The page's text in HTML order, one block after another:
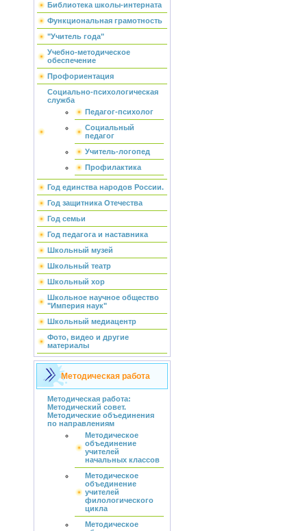
Библиотека школы-интерната
Функциональная грамотность
"Учитель года"
Учебно-методическое
обеспечение
Профориентация
Социально-психологическая
служба
Педагог-психолог
Социальный
педагог
Учитель-логопед
Профилактика
Год единства народов России.
Год защитника Отечества
Год семьи
Год педагога и наставника
Школьный музей
Школьный театр
Школьный хор
Школьное научное общество
"Империя наук"
Школьный медиацентр
Фото, видео и другие
материалы
Методическая работа
Методическая работа:
Методический совет.
Методические объединения
по направлениям
Методическое
объединение
учителей
начальных классов
Методическое
объединение
учителей
филологического
цикла
Методическое